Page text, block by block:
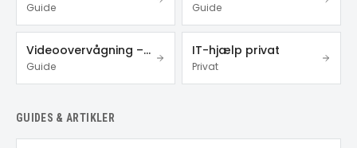
Guide Guide
Videoovervågning – privat & erhverv
Guide
IT-hjælp privat
Privat
GUIDES & ARTIKLER